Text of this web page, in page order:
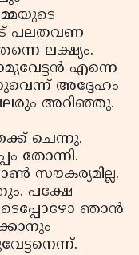
പലതവണ
ലക്ഷ്യം.
എന്നെ
അദ്ദേഹം
അറിഞ്ഞു.
ചെന്നു.
തോന്നി.
പക്ഷേ
ഞാന്‍